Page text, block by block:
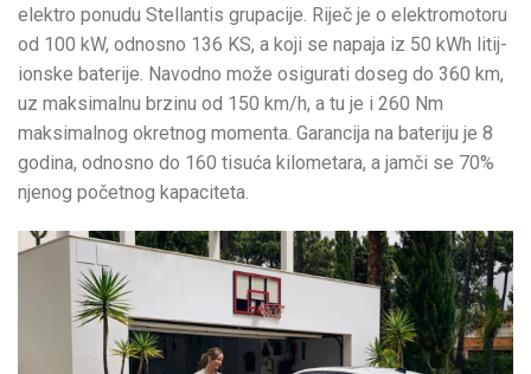
elektro ponudu Stellantis grupacije. Riječ je o elektromotoru
od 100 kW, odnosno 136 KS, a koji se napaja iz 50 kWh litij-
ionske baterije. Navodno može osigurati doseg do 360 km,
uz maksimalnu brzinu od 150 km/h, a tu je i 260 Nm
maksimalnog okretnog momenta. Garancija na bateriju je 8
godina, odnosno do 160 tisuća kilometara, a jamči se 70%
njenog početnog kapaciteta.